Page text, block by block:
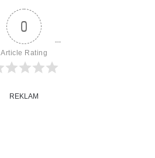
0
Article Rating
REKLAM